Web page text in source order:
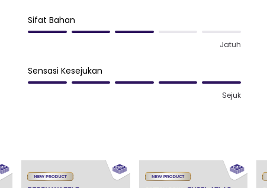
Sifat Bahan
Jatuh
Sensasi Kesejukan
Sejuk